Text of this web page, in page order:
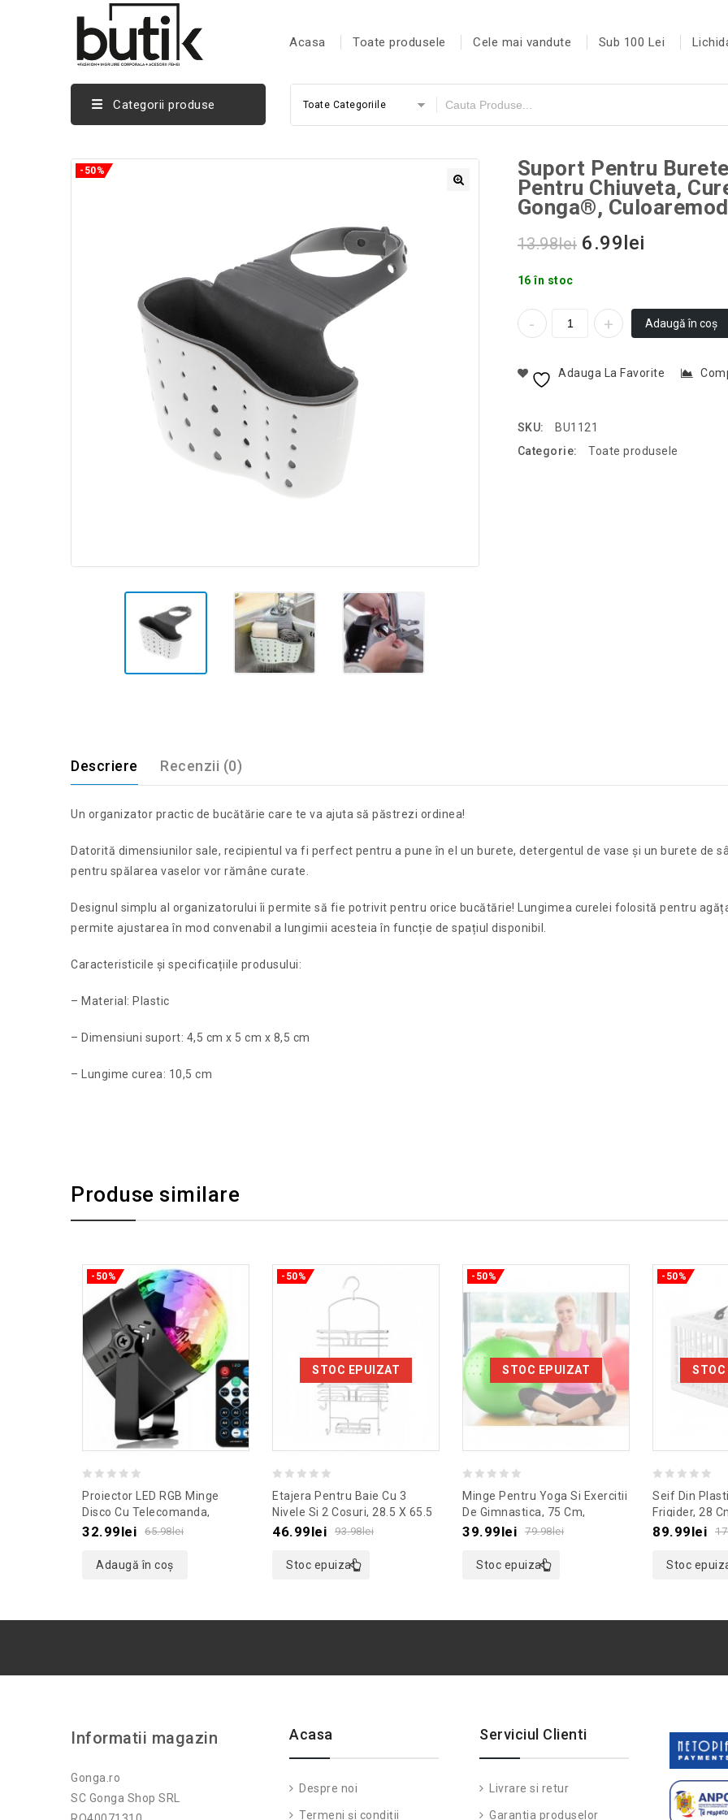
Acasa Toate produsele Cele mai vandute Sub 100 Lei
Categorii produse Toate Categoriile
-50%
Suport Pentru
Pentru Chiuveta,
Gonga®,
13.98lei 6.99 lei
16 în stoc
Adaugă în coș
Adauga La Favorite
SKU:
BU1121
Categorie:
Toate produsele
Descriere Recenzii (0)
Un organizator practic de bucătărie care te va ajuta să păstrezi ordinea!
Datorită dimensiunilor sale, recipientul va fi perfect pentru a pune în el un burete, detergentul de vase și un burete de
pentru spălarea vaselor vor rămâne curate.
Designul simplu al organizatorului îi permite să fie potrivit pentru orice bucătărie! Lungimea curelei folosită pentru
permite ajustarea în mod convenabil a lungimii acesteia în funcție de spațiul disponibil.
Caracteristicile și specificațiile produsului:
– Material: Plastic
– Dimensiuni suport: 4,5 cm x 5 cm x 8,5 cm
– Lungime curea: 10,5 cm
Produse similare
-50%
out
of
Proiector LED RGB Minge
Disco Cu Telecomanda,
Gonga®, Culoaremodel Negru
65.98lei
32.99lei
Adaugă în coș
STOC EPUIZAT
-50%
out
of
Etajera Pentru Baie Cu 3
Nivele Si 2 Cosuri, 28.5 X 65.5
X 12 Cm, Culoaremodel
93.98lei
46.99lei
Stoc epuizat
STOC EPUIZAT
-50%
out
of
Minge Pentru Yoga Si Exercitii
De Gimnastica, 75 Cm,
Gonga®, Culoaremodel Verde
79.98lei
39.99lei
Stoc epuizat
-50%
out
of
Seif Din
Frigider, 28
89.99lei
Stoc
Informatii magazin
Gonga.ro
SC Gonga Shop SRL
Acasa
Despre noi
Termeni și condiții
Serviciul Clienti
Livrare si retur
Garantia produselor